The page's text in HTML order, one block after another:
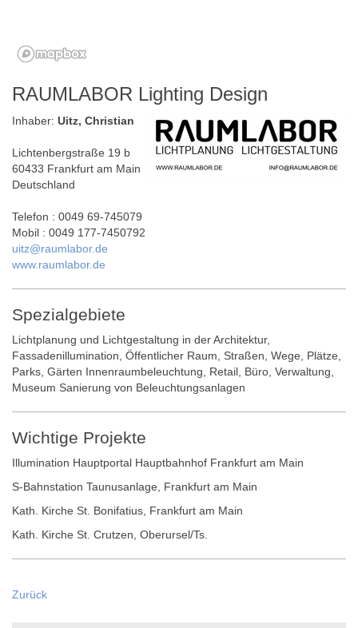
RAUMLABOR Lighting Design
Inhaber: Uitz, Christian
Lichtenbergstraße 19 b
60433 Frankfurt am Main
Deutschland
Telefon : 0049 69-745079
Mobil : 0049 177-7450792
uitz@raumlabor.de
www.raumlabor.de
Spezialgebiete
Lichtplanung und Lichtgestaltung in der Architektur,
Fassadenillumination, Öffentlicher Raum, Straßen, Wege, Plätze,
Parks, Gärten Innenraumbeleuchtung, Retail, Büro, Verwaltung,
Museum Sanierung von Beleuchtungsanlagen
Wichtige Projekte
Illumination Hauptportal Hauptbahnhof Frankfurt am Main
S-Bahnstation Taunusanlage, Frankfurt am Main
Kath. Kirche St. Bonifatius, Frankfurt am Main
Kath. Kirche St. Crutzen, Oberursel/Ts.
Zurück